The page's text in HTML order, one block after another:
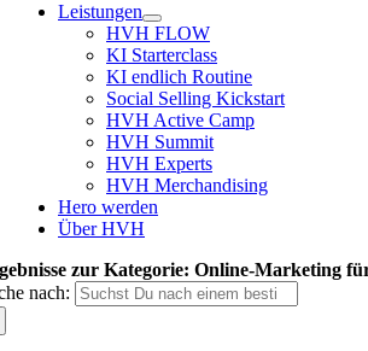
Leistungen
HVH FLOW
KI Starterclass
KI endlich Routine
Social Selling Kickstart
HVH Active Camp
HVH Summit
HVH Experts
HVH Merchandising
Hero werden
Über HVH
zur Kategorie: Online-Marketing
nach: